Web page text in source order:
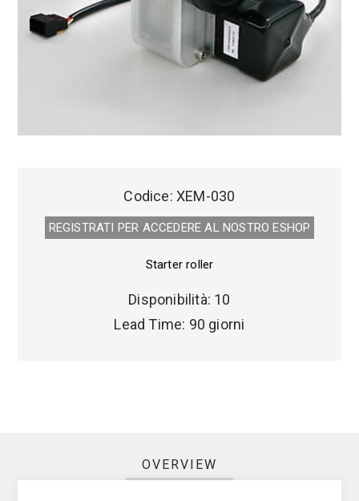
Codice: XEM-030
REGISTRATI PER ACCEDERE AL NOSTRO E­SHOP
Starter roller
Disponibilità: 10
Lead Time: 90 giorni
OVERVIEW